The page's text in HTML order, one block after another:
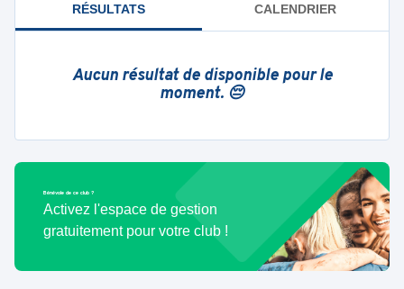
RÉSULTATS CALENDRIER
Aucun résultat de disponible pour le
moment. 😔
Bénévole de ce club ?
Activez l'espace de gestion
gratuitement pour votre club !